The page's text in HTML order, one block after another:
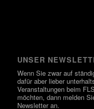
UNSER
Wenn Sie zwar auf
dafür aber lieber
Veranstaltungen beim
möchten, dann melden
Newsletter an.